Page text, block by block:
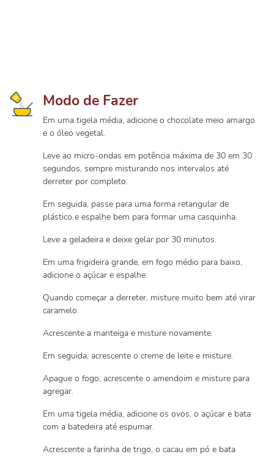
Modo de Fazer
Em uma tigela média, adicione o chocolate meio amargo
e o óleo vegetal.
Leve ao micro-ondas em potência máxima de 30 em 30
segundos, sempre misturando nos intervalos até
derreter por completo.
Em seguida, passe para uma forma retangular de
plástico e espalhe bem para formar uma casquinha.
Leve a geladeira e deixe gelar por 30 minutos.
Em uma frigideira grande, em fogo médio para baixo,
adicione o açúcar e espalhe.
Quando começar a derreter, misture muito bem até virar
caramelo.
Acrescente a manteiga e misture novamente.
Em seguida, acrescente o creme de leite e misture.
Apague o fogo, acrescente o amendoim e misture para
agregar.
Em uma tigela média, adicione os ovos, o açúcar e bata
com a batedeira até espumar.
Acrescente a farinha de trigo, o cacau em pó e bata